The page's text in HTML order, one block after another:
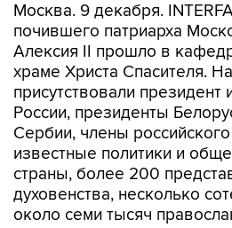
Москва. 9 декабря.
почившего патриарха
Алексия II прошло в
храме Христа Спасителя.
присутствовали президент
России, президенты
Сербии, члены
известные политики и
страны, более 200
духовенства, несколько
около семи тысяч